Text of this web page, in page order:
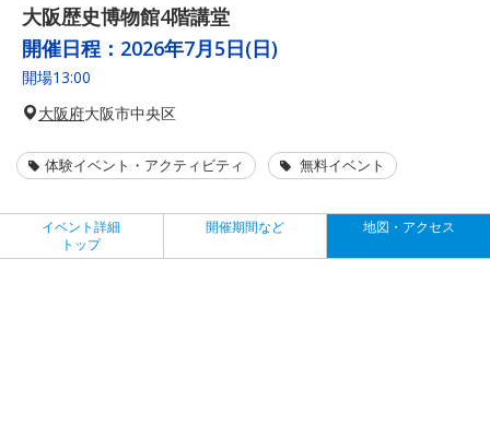
大阪歴史博物館4階講堂
開催日程： 2026年7月5日(日)
開場13:00
大阪府大阪市中央区
体験イベント・アクティビティ 無料イベント
イベント詳細
トップ
開催期間など 地図・アクセス